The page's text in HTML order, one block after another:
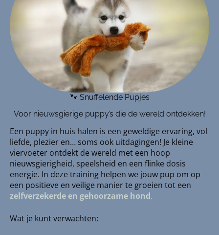
🐾 Snuffelende Pupjes
Voor nieuwsgierige puppy’s die de wereld ontdekken!
Een puppy in huis halen is een geweldige ervaring, vol
liefde, plezier en… soms ook uitdagingen! Je kleine
viervoeter ontdekt de wereld met een hoop
nieuwsgierigheid, speelsheid en een flinke dosis
energie. In deze training helpen we jouw pup om op
een positieve en veilige manier te groeien tot een
zelfverzekerde en gehoorzame hond.
Wat je kunt verwachten: